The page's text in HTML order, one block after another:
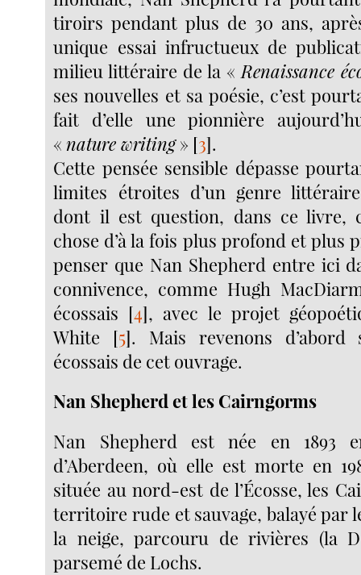
tiroirs pendant plus de 30 ans,
unique essai infructueux de
milieu littéraire de la « Renaissance
ses nouvelles et sa poésie, c’est
fait d’elle une pionnière
«nature writing» [3].
Cette pensée sensible dépasse
limites étroites d’un genre
dont il est question, dans ce livre,
chose d’à la fois plus profond et plus
penser que Nan Shepherd entre ici
connivence, comme Hugh
écossais [4], avec le projet
White [5]. Mais revenons
écossais de cet ouvrage.
Nan Shepherd et les Cairngorms
Nan Shepherd est née en 1893
d’Aberdeen, où elle est morte en
située au nord-est de l’Écosse, les
territoire rude et sauvage, balayé par
la neige, parcouru de rivières (la
parsemé de Lochs.